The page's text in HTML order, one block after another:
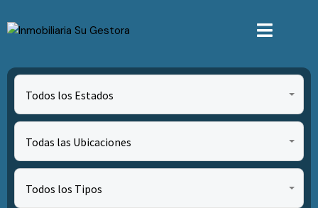
Todos los Estados
Todas las Ubicaciones
Todos los Tipos